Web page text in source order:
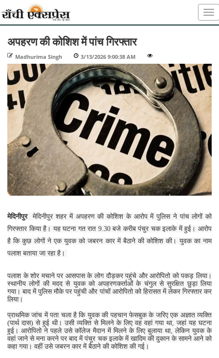
अपहरण की कोशिश में पांच गिरफ्तार
Madhurima Singh 3/13/2026 9:00:38 AM
मेदिनीपुरमेदिनीपुर शहर में अपहरण की कोशिश के आरोप में पुलिस ने पांच लोगों को
गिरफ्तार किया है। यह घटना गत रात 9.30 बजे करीब पंचुर चक इलाके में हुई। आरोप
है कि कुछ लोगों ने एक युवक को जबरन कार में बैठाने की कोशिश की। युवक का नाम
पलाश बताया जा रहा है।
पलाश के शोर मचाने पर आसपास के लोग दौड़कर पहुंचे और आरोपितो को पकड़ लिया।
स्थानीय लोगों की मदद से युवक को अपहरणकर्ताओं के चंगुल से सुरक्षित छुड़ा लिया
गया। बाद में पुलिस मौके पर पहुंची और पांचों आरोपितो को हिरासत में लेकर गिरफ्तार कर
लिया।
प्राथमिक जांच में पता चला है कि युवक की पहचान फेसबुक के जरिए एक अज्ञात व्यक्ति
(पार्थ दास) से हुई थी। उसी व्यक्ति से मिलने के लिए वह वहां गया था, जहां यह घटना
हुई। आरोपितो ने पहले उसे कॉलेज मैदान में मिलने के लिए बुलाया था, लेकिन युवक के
वहां जाने से मना करने पर बाद में पंचुर चक इलाके में खादिम की दुकान के सामने आने को
कहा गया। वहीं उसे जबरन कार में बैठाने की कोशिश की गई।